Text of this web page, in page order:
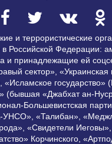
и террористические
Российской Федерации:
и принадлежащие ей
сектор», «Украинская
государство»
«Джабхат ан-
Большевистская
УНСО», «Талибан»,
«Свидетели
Корчинского,